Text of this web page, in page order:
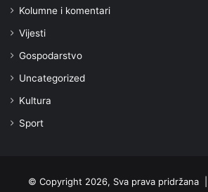
Kolumne i komentari
Vijesti
Gospodarstvo
Uncategorized
Kultura
Sport
© Copyright 2026, Sva prava pridržana |